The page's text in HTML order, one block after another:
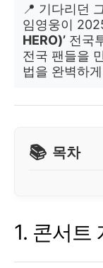
📍 기다리던
임영웅이
HERO)’ 전국
전국 팬들을
법을 완벽하
목차
1. 콘서트